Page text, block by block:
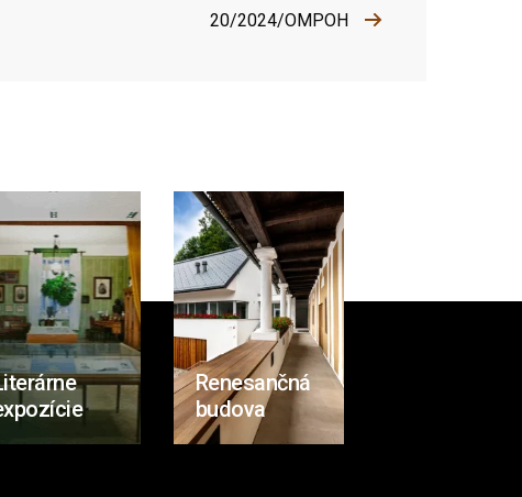
20/2024/OMPOH
Renesančná
budova